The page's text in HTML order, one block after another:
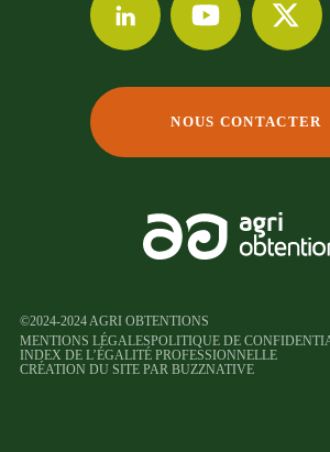
NOUS CONTACTER
©2024-2024 AGRI OBTENTIONS
MENTIONS LÉGALESPOLITIQUE DE
INDEX DE L’ÉGALITÉ PROFESSIONNELLE
CRÉATION DU SITE PAR BUZZNATIVE